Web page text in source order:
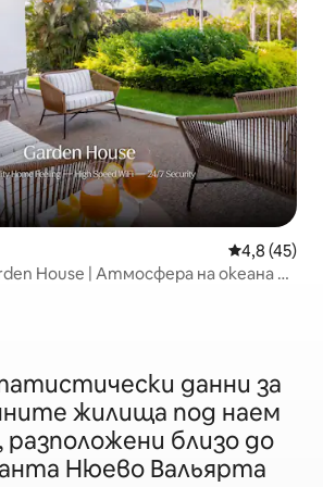
Средна
4,8 (45)
House | Атмосфера на океана и
данни за
жилища под наем
разположени близо до
Нюево Вальярта